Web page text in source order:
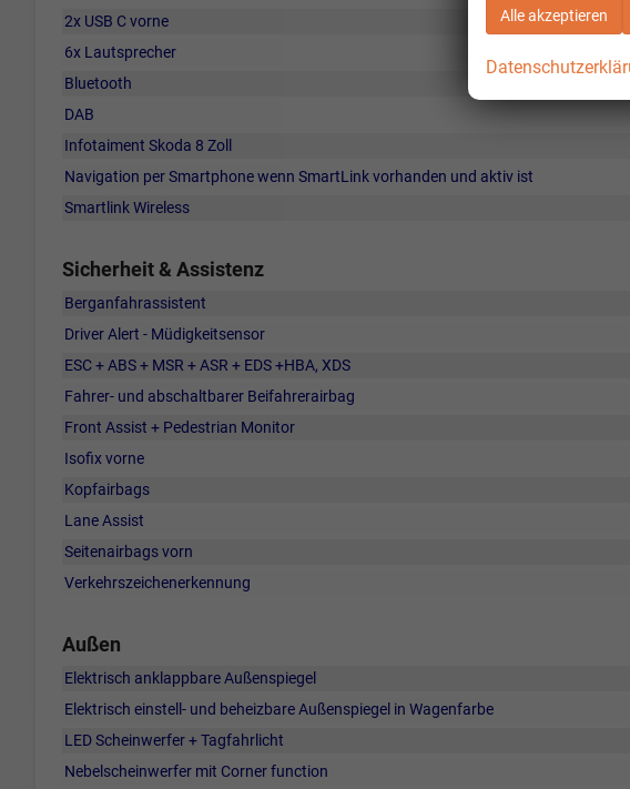
2x USB C vorne
6x Lautsprecher
Bluetooth
DAB
Infotaiment Skoda 8 Zoll
Navigation per Smartphone wenn SmartLink vorhanden und aktiv ist
Smartlink Wireless
Sicherheit & Assistenz
Berganfahrassistent
Driver Alert - Müdigkeitsensor
ESC + ABS + MSR + ASR + EDS +HBA, XDS
Fahrer- und abschaltbarer Beifahrerairbag
Front Assist + Pedestrian Monitor
Isofix vorne
Kopfairbags
Lane Assist
Seitenairbags vorn
Verkehrszeichenerkennung
Außen
Elektrisch anklappbare Außenspiegel
Elektrisch einstell- und beheizbare Außenspiegel in Wagenfarbe
LED Scheinwerfer + Tagfahrlicht
Nebelscheinwerfer mit Corner function
Alle akzeptieren